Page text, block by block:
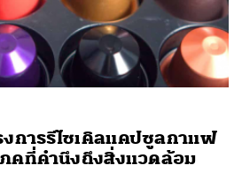
งการรีไซเคิลแคปซูลกาแฟ
คที่คำนึงถึงสิ่งแวดล้อม
LINE EMAIL